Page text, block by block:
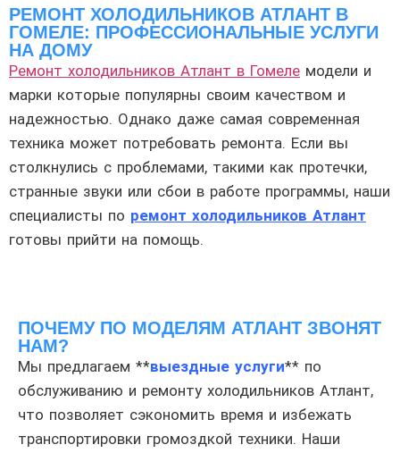
РЕМОНТ ХОЛОДИЛЬНИКОВ АТЛАНТ В
ГОМЕЛЕ: ПРОФЕССИОНАЛЬНЫЕ УСЛУГИ
НА ДОМУ
Ремонт холодильников Атлант в Гомеле модели и
марки которые популярны своим качеством и
надежностью. Однако даже самая современная
техника может потребовать ремонта. Если вы
столкнулись с проблемами, такими как протечки,
странные звуки или сбои в работе программы, наши
специалисты по ремонт холодильников Атлант
готовы прийти на помощь.
ПОЧЕМУ ПО МОДЕЛЯМ АТЛАНТ ЗВОНЯТ
НАМ?
Мы предлагаем **выездные услуги** по
обслуживанию и ремонту холодильников Атлант,
что позволяет сэкономить время и избежать
транспортировки громоздкой техники. Наши